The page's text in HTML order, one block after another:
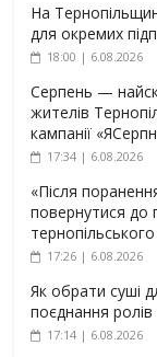
На
для окремих
18:00 | 6.08.2026
Серпень —
жителів
кампанії
17:34 | 6.08.2026
«Після
повернутися до
17:26 | 6.08.2026
Як обрати суші
поєднання ролів
17:14 | 6.08.2026